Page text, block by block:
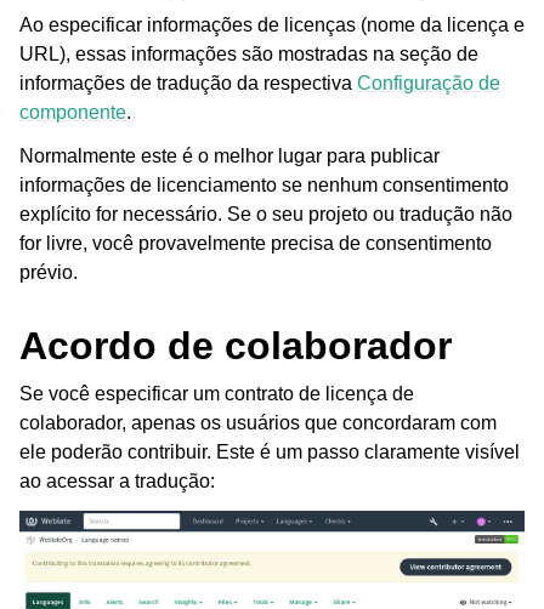
navigation of Formatos de arquivos suportados
navigation of Instruções de configuração
Ao especificar informações de licenças (nome da licença e
URL), essas informações são mostradas na seção de
informações de tradução da respectiva Configuração de
componente.
Normalmente este é o melhor lugar para publicar
informações de licenciamento se nenhum consentimento
explícito for necessário. Se o seu projeto ou tradução não
for livre, você provavelmente precisa de consentimento
prévio.
Acordo de colaborador
Se você especificar um contrato de licença de
colaborador, apenas os usuários que concordaram com
ele poderão contribuir. Este é um passo claramente visível
ao acessar a tradução: